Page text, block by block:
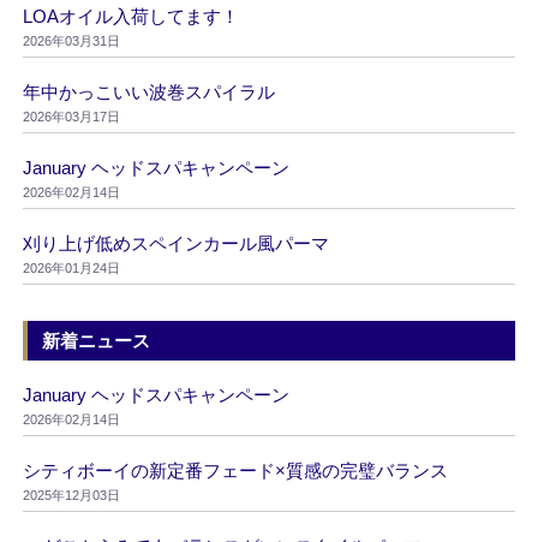
LOAオイル入荷してます！
2026年03月31日
年中かっこいい波巻スパイラル
2026年03月17日
January ヘッドスパキャンペーン
2026年02月14日
刈り上げ低めスペインカール風パーマ
2026年01月24日
新着ニュース
January ヘッドスパキャンペーン
2026年02月14日
シティボーイの新定番フェード×質感の完璧バランス
2025年12月03日